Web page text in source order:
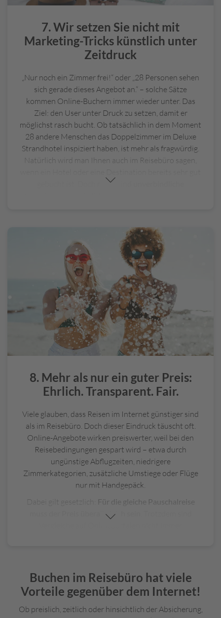
7. Wir setzen Sie nicht mit
Marketing-Tricks künstlich unter
Zeitdruck
„Nur noch ein Zimmer frei!“ oder „28 Personen sehen
sich gerade dieses Angebot an.“ – solche Sätze
kommen Online-Buchern immer wieder unter. Das
Ziel: den User unter Druck zu setzen, damit er
möglichst rasch bucht. Ob tatsächlich in dem Moment
28 andere Menschen das Doppelzimmer im Deluxe
Strandhotel inspiziert haben, ist mehr als fragwürdig.
Natürlich wird man Ihnen auch im Reisebüro sagen,
gebucht ist. Doch meist sind
unverbindlich gesichertsind.
8. Mehr als nur ein guter Preis:
Ehrlich. Transparent. Fair.
Viele glauben, dass Reisen im Internet günstiger sind
als im Reisebüro. Doch dieser Eindruck täuscht oft.
Online-Angebote wirken preiswerter, weil bei den
Reisebedingungen gespart wird – etwa durch
ungünstige Abflugzeiten, niedrigere
Zimmerkategorien, zusätzliche Umstiege oder Flüge
nur mit Handgepäck.
Dabei gilt gesetzlich:
Für die gleiche Pauschalreise
muss der Preis überall gleich sein
In unseren Reisebüros setzen wir auf faire und
nachvollziehbare Preise. Mit unsererReisebüro-
Preischeck-Garantie
günstiger – wir prüfen es.“ Dabeiprüfen wir alle
Buchen im Reisebüro hat viele
Vorteile gegenüber dem Internet!
Ob preislich, zeitlich oder hinsichtlich der Absicherung,